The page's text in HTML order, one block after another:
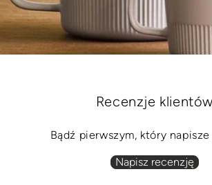
Recenzje klientów
Bądź pierwszym, który
Napisz recenzję